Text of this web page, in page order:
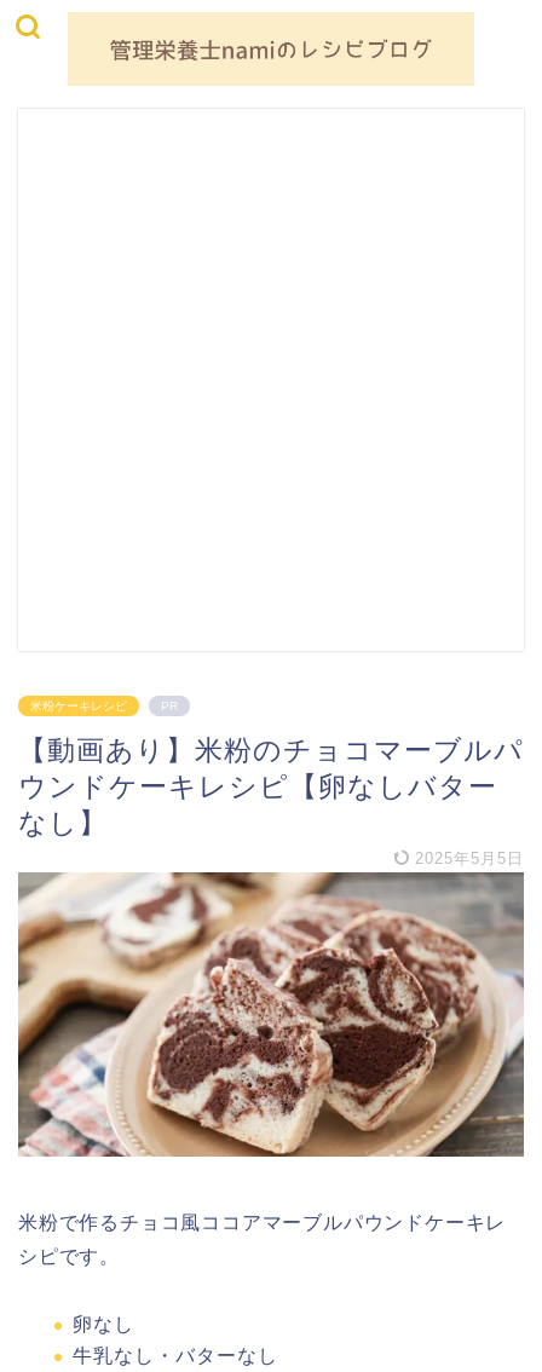
米粉ケーキレシピ PR
【動画あり】米粉のチョコマーブルパ
ウンドケーキレシピ【卵なしバター
なし】
2025年5月5日
米粉で作るチョコ風ココアマーブルパウンドケーキレ
シピです。
卵なし
牛乳なし・バターなし